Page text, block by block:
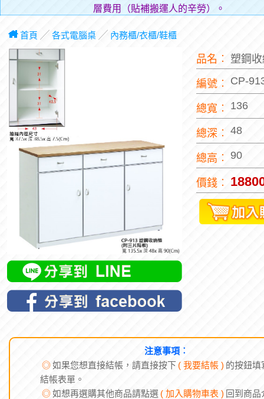
層費用（貼補搬運人的辛勞）。
首頁 ╱ 各式電腦桌╱ 內務櫃/衣櫃/鞋櫃
品名︰ 塑鋼
編號︰ CP-
總寬︰ 136
總深︰ 48
總高︰ 90
價錢︰
注意事項︰
◎如果您想直接結帳，請直接按下 ( 我要結帳 ) 的按鈕填
結帳表單。
◎如想再選購其他商品請點選 ( 加入購物車表 ) 回到商品